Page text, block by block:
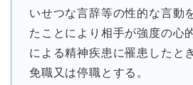
いせつな言辞等の性的な言動
たことにより相手が強度の心
による精神疾患に罹患したと
免職又は停職とする。